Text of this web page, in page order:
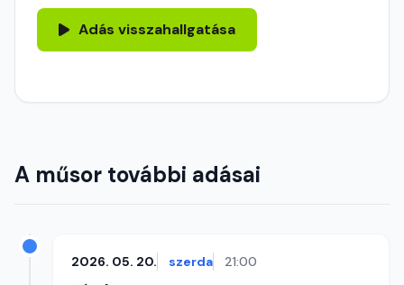
Adás visszahallgatása
A műsor további adásai
2026. 05. 20. szerda 21:00